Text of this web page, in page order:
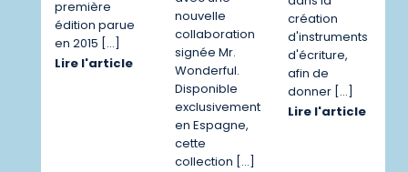
première
édition parue
en 2015 […]
Lire l'article
nouvelle
collaboration
signée Mr.
Wonderful.
Disponible
exclusivement
en Espagne,
cette
collection […]
création
d'instruments
d'écriture,
afin de
donner […]
Lire l'article